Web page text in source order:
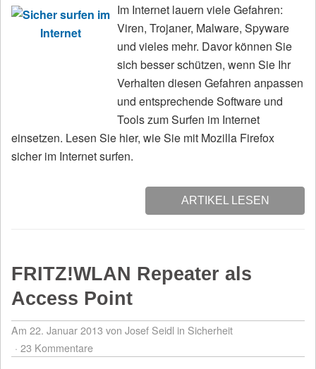
Im Internet lauern viele Gefahren:
Viren, Trojaner, Malware, Spyware
und vieles mehr. Davor können Sie
sich besser schützen, wenn Sie Ihr
Verhalten diesen Gefahren anpassen
und entsprechende Software und
Tools zum Surfen im Internet
einsetzen. Lesen Sie hier, wie Sie mit Mozilla Firefox
sicher im Internet surfen.
ARTIKEL LESEN
FRITZ!WLAN Repeater als
Access Point
Am 22. Januar 2013 von Josef Seidl in Sicherheit
23 Kommentare